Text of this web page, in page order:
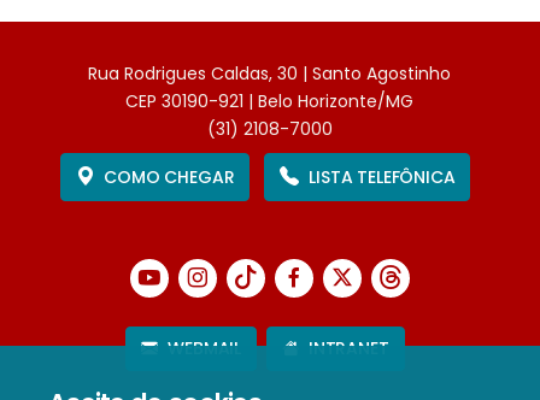
Rua Rodrigues Caldas, 30 | Santo Agostinho
CEP 30190-921 | Belo Horizonte/MG
(31) 2108-7000
COMO CHEGAR
LISTA TELEFÔNICA
WEBMAIL INTRANET